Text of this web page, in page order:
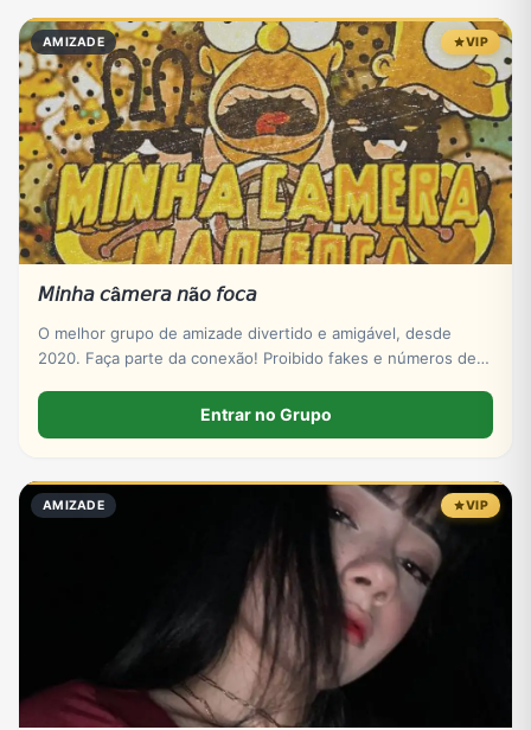
AMIZADE VIP
𝘔𝘪𝘯𝘩𝘢 𝘤â𝘮𝘦𝘳𝘢 𝘯ã𝘰 𝘧𝘰𝘤𝘢
O melhor grupo de amizade divertido e amigável, desde
2020. Faça parte da conexão! Proibido fakes e números de
Entrar no Grupo
AMIZADE VIP